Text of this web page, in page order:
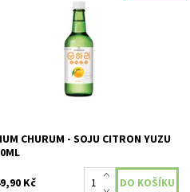
původu: Korea Alkohol: 12 % obj.
Skladem
CHURUM - SOJU CITRON YUZU
Kč